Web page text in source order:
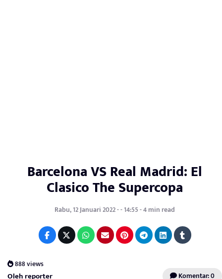
Barcelona VS Real Madrid: El
Clasico The Supercopa
Rabu, 12 Januari 2022 - - 14:55 - 4 min read
888 views
Oleh reporter Komentar: 0